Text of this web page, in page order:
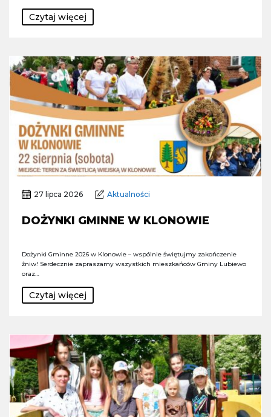
Czytaj więcej
27 lipca 2026 Aktualności
DOŻYNKI GMINNE W KLONOWIE
Dożynki Gminne 2026 w Klonowie – wspólnie świętujmy zakończenie
żniw! Serdecznie zapraszamy wszystkich mieszkańców Gminy Lubiewo
oraz…
Czytaj więcej